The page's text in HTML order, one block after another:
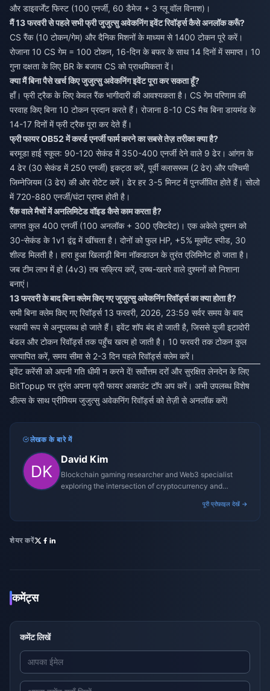
और डाइवर्जेंट फिस्ट (100 एनर्जी, 60 डैमेज + 3 ग्लू वॉल विनाश)।
मैं 13 फरवरी से पहले सभी फ्री जुजुत्सु अवेकनिंग इवेंट रिवॉर्ड्स कैसे अनलॉक करूँ?
CS रैंक (10 टोकन/गेम) और दैनिक मिशनों के माध्यम से 1400 टोकन पूरे करें।
रोजाना 10 CS गेम = 100 टोकन, 16-दिन के बफर के साथ 14 दिनों में समाप्त। 10
गुना दक्षता के लिए BR के बजाय CS को प्राथमिकता दें।
क्या मैं बिना पैसे खर्च किए जुजुत्सु अवेकनिंग इवेंट पूरा कर सकता हूँ?
हाँ। फ्री ट्रैक के लिए केवल रैंक भागीदारी की आवश्यकता है। CS गेम परिणाम की
परवाह किए बिना 10 टोकन प्रदान करते हैं। रोजाना 8-10 CS मैच बिना डायमंड के
14-17 दिनों में फ्री ट्रैक पूरा कर देते हैं।
फ्री फायर OB52 में कर्स्ड एनर्जी फार्म करने का सबसे तेज़ तरीका क्या है?
बरमूडा हाई स्कूल: 90-120 सेकंड में 350-400 एनर्जी देने वाले 9 ढेर। आंगन के
4 ढेर (30 सेकंड में 250 एनर्जी) इकट्ठा करें, पूर्वी क्लासरूम (2 ढेर) और पश्चिमी
जिम्नेजियम (3 ढेर) की ओर रोटेट करें। ढेर हर 3-5 मिनट में पुनर्जीवित होते हैं। सोलो
में 720-880 एनर्जी/घंटा प्राप्त होती है।
रैंक वाले मैचों में अनलिमिटेड वॉइड कैसे काम करता है?
लागत कुल 400 एनर्जी (100 अनलॉक + 300 एक्टिवेट)। एक अकेले दुश्मन को
30-सेकंड के 1v1 द्वंद्व में खींचता है। दोनों को फुल HP, +5% मूवमेंट स्पीड, 30
शील्ड मिलती है। हारा हुआ खिलाड़ी बिना नॉकडाउन के तुरंत एलिमिनेट हो जाता है।
जब टीम लाभ में हो (4v3) तब सक्रिय करें, उच्च-खतरे वाले दुश्मनों को निशाना
बनाएं।
13 फरवरी के बाद बिना क्लेम किए गए जुजुत्सु अवेकनिंग रिवॉर्ड्स का क्या होता है?
सभी बिना क्लेम किए गए रिवॉर्ड्स 13 फरवरी, 2026, 23:59 सर्वर समय के बाद
स्थायी रूप से अनुपलब्ध हो जाते हैं। इवेंट शॉप बंद हो जाती है, जिससे युजी इटादोरी
बंडल और टोकन रिवॉर्ड्स तक पहुँच खत्म हो जाती है। 10 फरवरी तक टोकन कुल
सत्यापित करें, समय सीमा से 2-3 दिन पहले रिवॉर्ड्स क्लेम करें।
इवेंट करेंसी को अपनी गति धीमी न करने दें! सर्वोत्तम दरों और सुरक्षित लेनदेन के लिए
BitTopup पर तुरंत अपना फ्री फायर अकाउंट टॉप अप करें। अभी उपलब्ध विशेष
डील्स के साथ प्रीमियम जुजुत्सु अवेकनिंग रिवॉर्ड्स को तेज़ी से अनलॉक करें!
लेखक के बारे में
David Kim
Blockchain gaming researcher and Web3 specialist
exploring the intersection of cryptocurrency and
पूरी प्रोफ़ाइल देखें →
शेयर करें
कमेंट्स
कमेंट लिखें